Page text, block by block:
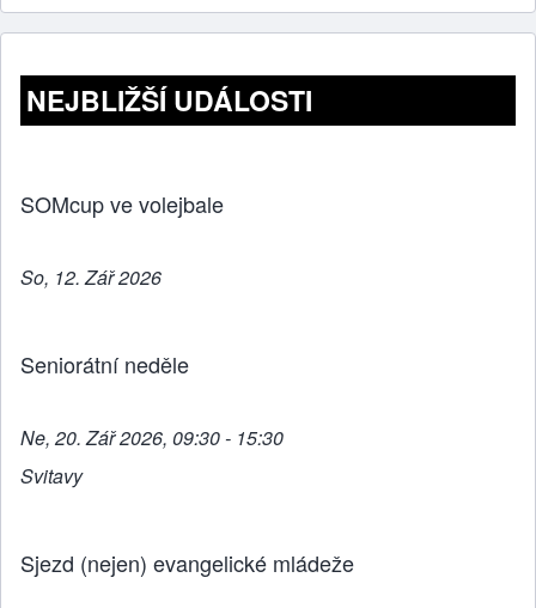
ar c
b
o
k
ss
n
g
tt ail
NEJBLIŽŠÍ UDÁLOSTI
SOMcup ve volejbale
So, 12. Zář 2026
Seniorátní neděle
Ne, 20. Zář 2026, 09:30 - 15:30
Svitavy
Sjezd (nejen) evangelické mládeže